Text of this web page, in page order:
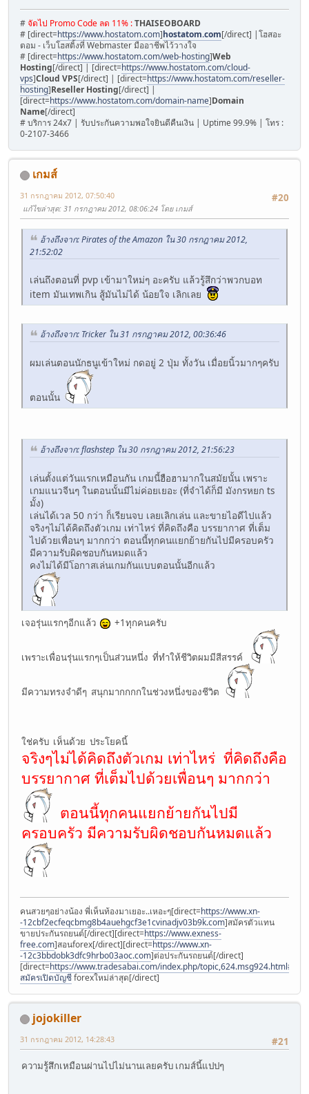
#จัดไป Promo Code ลด 11% :THAISEOBOARD
# [direct=https://www.hostatom.com]hostatom.com[/direct] |โฮสอะ
ตอม - เว็บโฮสติ้งที่ Webmaster มืออาชีพไว้วางใจ
# [direct=https://www.hostatom.com/web-hosting]Web
Hosting[/direct] | [direct=https://www.hostatom.com/cloud-
vps]Cloud VPS[/direct] | [direct=https://www.hostatom.com/reseller-
hosting]Reseller Hosting[/direct] |
[direct=https://www.hostatom.com/domain-name]Domain
Name[/direct]
# บริการ 24x7 | รับประกันความพอใจยินดีคืนเงิน | Uptime 99.9% | โทร :
0-2107-3466
เกมส์
#20
31 กรกฎาคม 2012, 07:50:40
แก้ไขล่าสุด: 31 กรกฎาคม 2012, 08:06:24 โดย เกมส์
อ้างถึงจาก: Pirates of the Amazon ใน 30 กรกฎาคม 2012,
21:52:02
เล่นถึงตอนที่ pvp เข้ามาใหม่ๆ อะครับ แล้วรู้สึกว่าพวกบอท
item มันเทพเกิน สู้มันไม่ได้ น้อยใจ เลิกเลย
อ้างถึงจาก: Tricker ใน 31 กรกฎาคม 2012, 00:36:46
ผมเล่นตอนนักธนูเข้าใหม่ กดอยู่ 2 ปุ่ม ทั้งวัน เมื่อยนิ้วมากๆครับ
ตอนนั้น
อ้างถึงจาก: flashstep ใน 30 กรกฎาคม 2012, 21:56:23
เล่นตั้งแต่วันแรกเหมือนกัน เกมนี้ฮือฮามากในสมัยนั้น เพราะ
เกมแนวจีนๆ ในตอนนั้นมีไม่ค่อยเยอะ (ที่จำได้ก็มี มังกรหยก ts
มั้ง)
เล่นได้เวล 50 กว่า ก็เรียนจบ เลยเลิกเล่น และขายไอดีไปแล้ว
จริงๆไม่ได้คิดถึงตัวเกม เท่าไหร่ ที่คิดถึงคือ บรรยากาศ ที่เต็ม
ไปด้วยเพื่อนๆ มากกว่า ตอนนี้ทุกคนแยกย้ายกันไปมีครอบครัว
มีความรับผิดชอบกันหมดแล้ว
คงไม่ได้มีโอกาสเล่นเกมกันแบบตอนนั้นอีกแล้ว
เจอรุ่นแรกๆอีกแล้ว +1ทุกคนครับ
เพราะเพื่อนรุ่นแรกๆเป็นส่วนหนึ่ง ที่ทำให้ชีวิตผมมีสีสรรค์
มีความทรงจำดีๆ สนุกมากกกกในช่วงหนึ่งของชีวิต
ใช่ครับ เห็นด้วย ประโยคนี้
จริงๆไม่ได้คิดถึงตัวเกม เท่าไหร่ ที่คิดถึงคือ
บรรยากาศ ที่เต็มไปด้วยเพื่อนๆ มากกว่า
ตอนนี้ทุกคนแยกย้ายกันไปมี
ครอบครัว มีความรับผิดชอบกันหมดแล้ว
คนสวยๆอย่างน้อง พี่เห็นท้องมาเยอะ..เหอะๆ[direct=https://www.xn-
-12cbf2ecfeqcbmg8b4auehgcf3e1cvinadjv03b9k.com]สมัครตัวแทน
ขายประกันรถยนต์[/direct][direct=https://www.exness-
free.com]สอนforex[/direct][direct=https://www.xn-
-12c3bbdobk3dfc9hrbo03aoc.com]ต่อประกันรถยนต์[/direct]
[direct=https://www.tradesabai.com/index.php/
สมัครเปิดบัญชีforexใหม่ล่าสุด[/direct]
jojokiller
#21
31 กรกฎาคม 2012, 14:28:43
ความรู้สึกเหมือนผ่านไปไม่นานเลยครับ เกมส์นี้แปปๆ